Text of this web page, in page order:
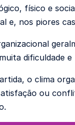
físico e
e, nos piores
dificuldade
o clima
ou